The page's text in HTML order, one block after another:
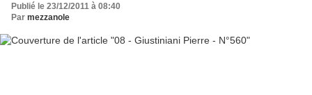
Publié le 23/12/2011 à 08:40
Par mezzanole